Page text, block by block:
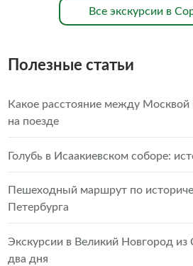
Все экскурсии в
Полезные статьи
Какое расстояние между
на поезде
Голубь в Исаакиевском соборе:
Пешеходный маршрут по
Петербурга
Экскурсии в Великий Новгород из
два дня